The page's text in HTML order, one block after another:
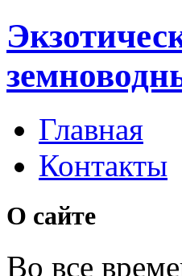
Главная
Контакты
О сайте
Во все